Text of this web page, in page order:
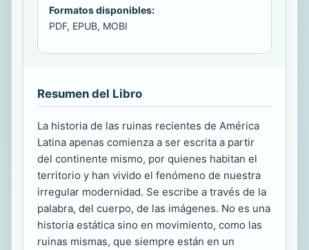
Formatos disponibles:
PDF, EPUB, MOBI
Resumen del Libro
La historia de las ruinas recientes de América
Latina apenas comienza a ser escrita a partir
del continente mismo, por quienes habitan el
territorio y han vivido el fenómeno de nuestra
irregular modernidad. Se escribe a través de la
palabra, del cuerpo, de las imágenes. No es una
historia estática sino en movimiento, como las
ruinas mismas, que siempre están en un